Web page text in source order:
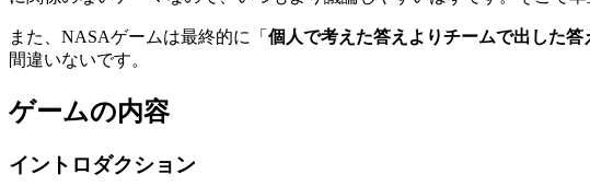
また、NASAゲームは最終的に「 個人で考えた答えよりチームで出した
間違いないです。
ゲームの内容
イントロダクション